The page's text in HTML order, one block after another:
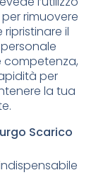
rimuovere
il
competenza,
per
la tua
Scarico